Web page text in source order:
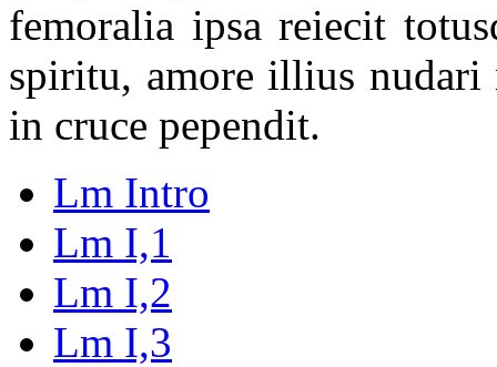
femoralia ipsa reiecit
spiritu, amore illius
in cruce pependit.
Lm Intro
Lm I,1
Lm I,2
Lm I,3